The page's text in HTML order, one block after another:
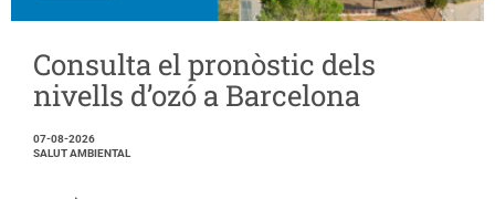
Consulta el pronòstic dels
nivells d’ozó a Barcelona
07-08-2026
SALUT AMBIENTAL